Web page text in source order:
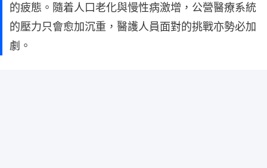
的疲態。隨着人口老化與慢性病激增，公營醫療系統
的壓力只會愈加沉重，醫護人員面對的挑戰亦勢必加
劇。